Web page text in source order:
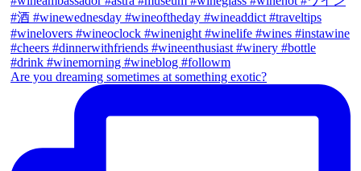
Are you dreaming sometimes at something exotic?